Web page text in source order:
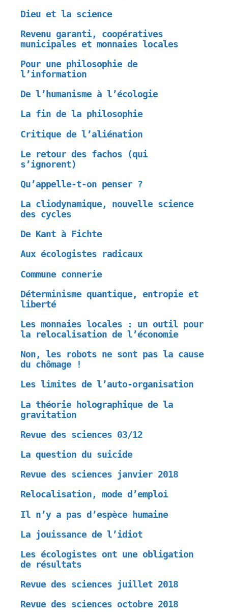
Dieu et la science
Revenu garanti, coopératives
municipales et monnaies locales
Pour une philosophie de
l’information
De l’humanisme à l’écologie
La fin de la philosophie
Critique de l’aliénation
Le retour des fachos (qui
s’ignorent)
Qu’appelle-t-on penser ?
La cliodynamique, nouvelle science
des cycles
De Kant à Fichte
Aux écologistes radicaux
Commune connerie
Déterminisme quantique, entropie et
liberté
Les monnaies locales : un outil pour
la relocalisation de l’économie
Non, les robots ne sont pas la cause
du chômage !
Les limites de l’auto-organisation
La théorie holographique de la
gravitation
Revue des sciences 03/12
La question du suicide
Revue des sciences janvier 2018
Relocalisation, mode d’emploi
Il n’y a pas d’espèce humaine
La jouissance de l’idiot
Les écologistes ont une obligation
de résultats
Revue des sciences juillet 2018
Revue des sciences octobre 2018